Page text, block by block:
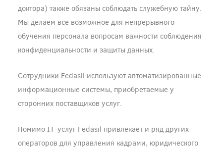
доктора) также обязаны соблюдать служебную тайну.
Мы делаем все возможное для непрерывного
обучения персонала вопросам важности соблюдения
конфиденциальности и защиты данных.
Сотрудники Fedasil используют автоматизированные
информационные системы, приобретаемые у
сторонних поставщиков услуг.
Помимо IT-услуг Fedasil привлекает и ряд других
операторов для управления кадрами, юридического